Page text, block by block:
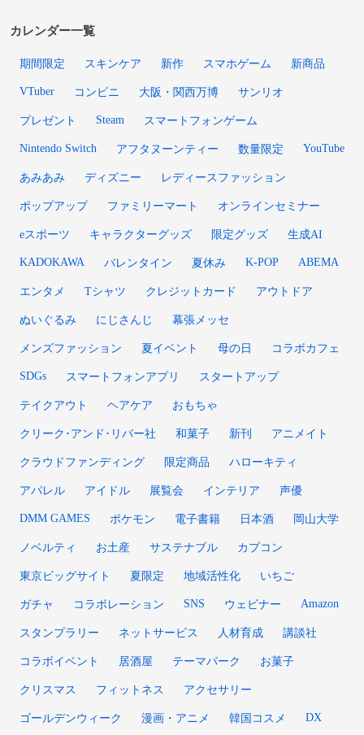
カレンダー一覧
期間限定 スキンケア 新作 スマホゲーム 新商品
VTuber コンビニ 大阪・関西万博 サンリオ
プレゼント Steam スマートフォンゲーム
Nintendo Switch アフタヌーンティー 数量限定 YouTube
あみあみ ディズニー レディースファッション
ポップアップ ファミリーマート オンラインセミナー
eスポーツ キャラクターグッズ 限定グッズ 生成AI
KADOKAWA バレンタイン 夏休み K-POP ABEMA
エンタメ Tシャツ クレジットカード アウトドア
ぬいぐるみ にじさんじ 幕張メッセ
メンズファッション 夏イベント 母の日 コラボカフェ
SDGs スマートフォンアプリ スタートアップ
テイクアウト ヘアケア おもちゃ
クリーク･アンド･リバー社 和菓子 新刊 アニメイト
クラウドファンディング 限定商品 ハローキティ
アパレル アイドル 展覧会 インテリア 声優
DMM GAMES ポケモン 電子書籍 日本酒 岡山大学
ノベルティ お土産 サステナブル カプコン
東京ビッグサイト 夏限定 地域活性化 いちご
ガチャ コラボレーション SNS ウェビナー Amazon
スタンプラリー ネットサービス 人材育成 講談社
コラボイベント 居酒屋 テーマパーク お菓子
クリスマス フィットネス アクセサリー
ゴールデンウィーク 漫画・アニメ 韓国コスメ DX